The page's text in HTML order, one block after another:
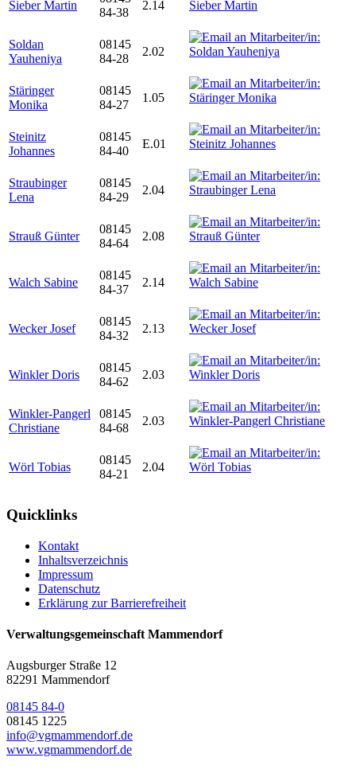
Sieber Martin
84-38
2.14
Soldan
Yauheniya
08145
84-28
2.02
Stäringer
Monika
08145
84-27
1.05
Steinitz
Johannes
08145
84-40
E.01
Straubinger
Lena
08145
84-29
2.04
Strauß Günter
08145
84-64
2.08
Walch Sabine
08145
84-37
2.14
Wecker Josef
08145
84-32
2.13
Winkler Doris
08145
84-62
2.03
Winkler-Pangerl
Christiane
08145
84-68
2.03
Wörl Tobias
08145
84-21
2.04
Quicklinks
Kontakt
Inhaltsverzeichnis
Impressum
Datenschutz
Erklärung zur Barrierefreiheit
Verwaltungsgemeinschaft Mammendorf
Augsburger Straße 12
82291 Mammendorf
08145 84-0
08145 1225
info@vgmammendorf.de
www.vgmammendorf.de